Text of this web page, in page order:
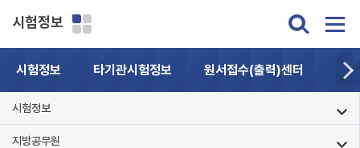
시험정보
시험정보 타기관시험정보 원서접수(출력)센터 자
시험정보
지방공무원